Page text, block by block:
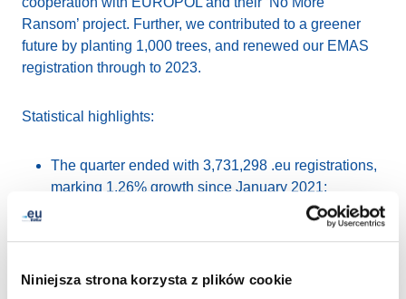
Niniejsza strona korzysta z plików cookie
Ransom’ project. Further, we contributed to a greener
future by planting 1,000 trees, and renewed our EMAS
registration through to 2023.
Statistical highlights:
The quarter ended with 3,731,298 .eu registrations,
marking 1.26% growth since January 2021;
212,228 new domain name registrations recorded;
Portugal tops the list of top-growth countries with
Average renewal rate of 82.88%.